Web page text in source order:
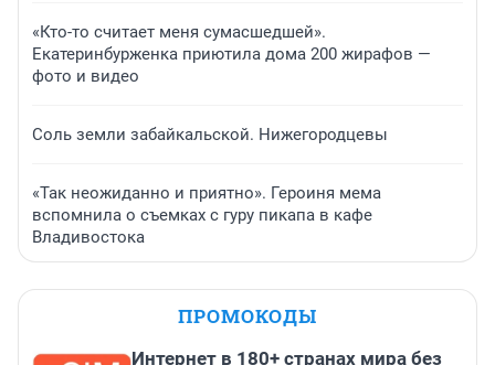
«Кто-то считает меня сумасшедшей».
Екатеринбурженка приютила дома 200 жирафов —
фото и видео
Соль земли забайкальской. Нижегородцевы
«Так неожиданно и приятно». Героиня мема
вспомнила о съемках с гуру пикапа в кафе
Владивостока
ПРОМОКОДЫ
Интернет в 180+ странах мира без